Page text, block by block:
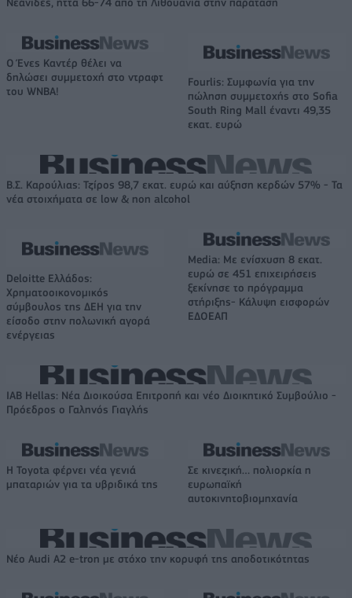
Ο Ένες Καντέρ θέλει να
δηλώσει συμμετοχή στο ντραφτ
του WNBA!
Fourlis: Συμφωνία για την
πώληση συμμετοχής στο Sofia
South Ring Mall έναντι 49,35
εκατ. ευρώ
Β.Σ. Καρούλιας: Τζίρος 98,7 εκατ. ευρώ και αύξηση κερδών 57% - Τα
νέα στοιχήματα σε low & non alcohol
Deloitte Ελλάδος:
Χρηματοοικονομικός
σύμβουλος της ΔΕΗ για την
είσοδο στην πολωνική αγορά
ενέργειας
Media: Με ενίσχυση 8 εκατ.
ευρώ σε 451 επιχειρήσεις
ξεκίνησε το πρόγραμμα
στήριξης- Κάλυψη εισφορών
ΕΔΟΕΑΠ
IAB Hellas: Νέα Διοικούσα Επιτροπή και νέο Διοικητικό Συμβούλιο -
Πρόεδρος ο Γαληνός Γιαγλής
Η Toyota φέρνει νέα γενιά
μπαταριών για τα υβριδικά της
Σε κινεζική… πολιορκία η
ευρωπαϊκή
αυτοκινητοβιομηχανία
Νέο Audi A2 e-tron με στόχο την κορυφή της αποδοτικότητας